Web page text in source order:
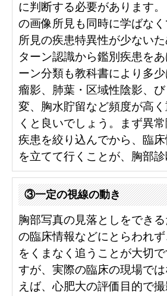
に判断する必要があります
の画像所見も同時に学ばな
所見の疾患特異性が少ない
ターン認識から鑑別疾患を
ーン分類も教科書により多
瘤影、肺葉・区域性陰影、
変、胸水貯留など頻度が高
くと良いでしょう。まず異
疾患を絞り込んでから、臨
を立てて行くことが、胸部診
③一定の視線の動き
胸部写真の見落としをでき
の臨床情報などにとらわれ
をくまなく追うことが大切
すが、実際の臨床の現場で
えば、心肥大の評価目的で